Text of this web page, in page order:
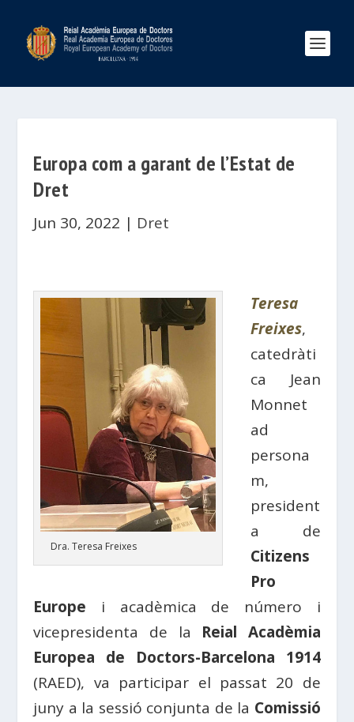
Europa com a garant de l’Estat de
Dret
Jun 30, 2022 | Dret
Dra. Teresa Freixes
Teresa
Freixes,
catedràti
ca Jean
Monnet
ad
persona
m,
president
a de
Citizens
Pro
Europe i acadèmica de número i
vicepresidenta de la Reial Acadèmia
Europea de Doctors-Barcelona 1914
(RAED), va participar el passat 20 de
juny a la sessió conjunta de la Comissió